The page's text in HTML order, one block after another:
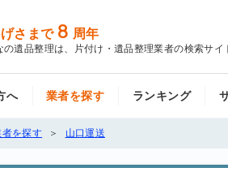
さまで 8 周年
の遺品整理は、片付け・遺品整理業者の検索サイ
へ 業者を探す ランキング
者を探す 山口運送